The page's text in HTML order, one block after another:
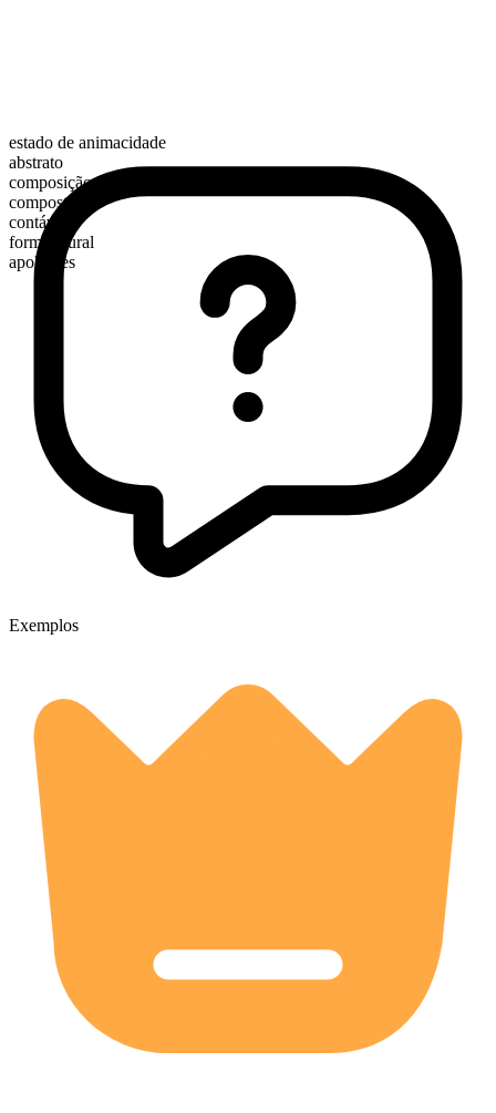
estado de animacidade
abstrato
composição morfológica
composto
contável
forma plural
apologies
Exemplos